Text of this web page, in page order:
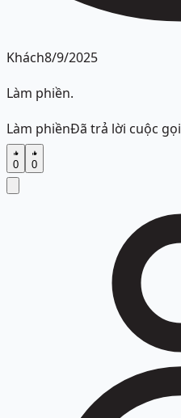
Khách8/9/2025
Làm phiền.
Làm phiềnĐã trả lời cuộc gọi
0 0